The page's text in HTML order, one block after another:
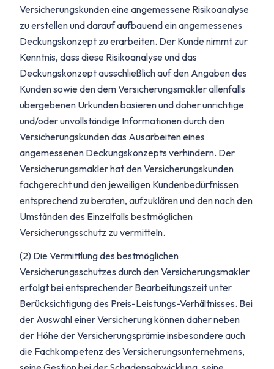
Versicherungskunden eine angemessene Risikoanalyse
zu erstellen und darauf aufbauend ein angemessenes
Deckungskonzept zu erarbeiten. Der Kunde nimmt zur
Kenntnis, dass diese Risikoanalyse und das
Deckungskonzept ausschließlich auf den Angaben des
Kunden sowie den dem Versicherungsmakler allenfalls
übergebenen Urkunden basieren und daher unrichtige
und/oder unvollständige Informationen durch den
Versicherungskunden das Ausarbeiten eines
angemessenen Deckungskonzepts verhindern. Der
Versicherungsmakler hat den Versicherungskunden
fachgerecht und den jeweiligen Kundenbedürfnissen
entsprechend zu beraten, aufzuklären und den nach den
Umständen des Einzelfalls bestmöglichen
Versicherungsschutz zu vermitteln.
(2) Die Vermittlung des bestmöglichen
Versicherungsschutzes durch den Versicherungsmakler
erfolgt bei entsprechender Bearbeitungszeit unter
Berücksichtigung des Preis-Leistungs-Verhältnisses. Bei
der Auswahl einer Versicherung können daher neben
der Höhe der Versicherungsprämie insbesondere auch
die Fachkompetenz des Versicherungsunternehmens,